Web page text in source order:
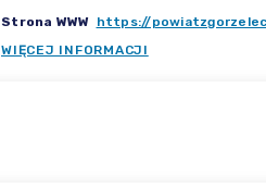
Strona WWW https://
WIĘCEJ INFORMACJI